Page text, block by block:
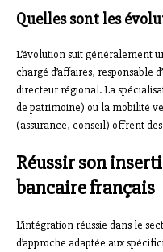
Quelles sont les
L’évolution suit généralement
chargé d’affaires, responsable
directeur régional. La
de patrimoine) ou la mobilité
(assurance, conseil) offrent
Réussir son
bancaire français
L’intégration réussie dans le
d’approche adaptée aux